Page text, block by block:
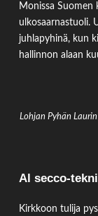
Monissa Suomen
ulkosaarnastuoli.
juhlapyhinä, kun
hallinnon alaan
Lohjan Pyhän
Al secco-
Kirkkoon tulija